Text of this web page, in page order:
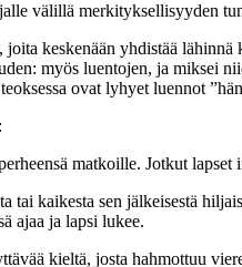
välillä merkityksellisyyden
keskenään yhdistää
myös luentojen, ja miksei
ovat lyhyet luennot
matkoille. Jotkut
tai kaikesta sen jälkeisestä
ajaa ja lapsi lukee.
kieltä, josta hahmottuu